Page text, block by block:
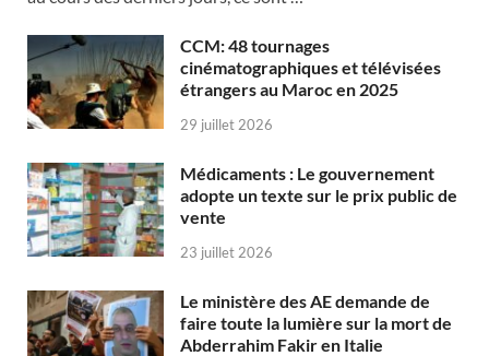
CCM: 48 tournages
cinématographiques et télévisées
étrangers au Maroc en 2025
29 juillet 2026
Médicaments : Le gouvernement
adopte un texte sur le prix public de
vente
23 juillet 2026
Le ministère des AE demande de
faire toute la lumière sur la mort de
Abderrahim Fakir en Italie